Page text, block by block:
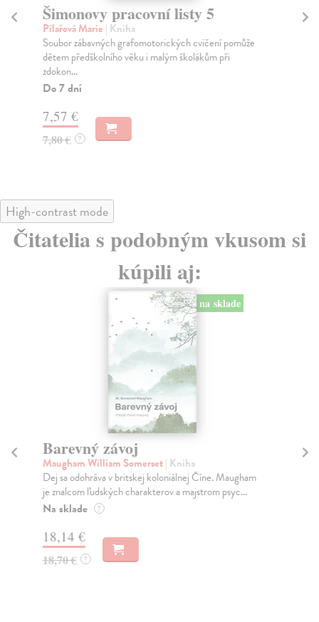
Šimonovy pracovní listy 5
Pilařová Marie | Kniha
Soubor zábavných grafomotorických cvičení pomůže
dětem předškolního věku i malým školákům při
zdokon...
Do 7 dní
7,57 €
7,80 € ?
High-contrast mode
Čitatelia s podobným vkusom si
kúpili aj:
na sklade
Barevný závoj
Maugham William Somerset| Kniha
Dej sa odohráva v britskej koloniálnej Číne. Maugham
je znalcom ľudských charakterov a majstrom psyc...
Na sklade ?
18,14 €
18,70 € ?